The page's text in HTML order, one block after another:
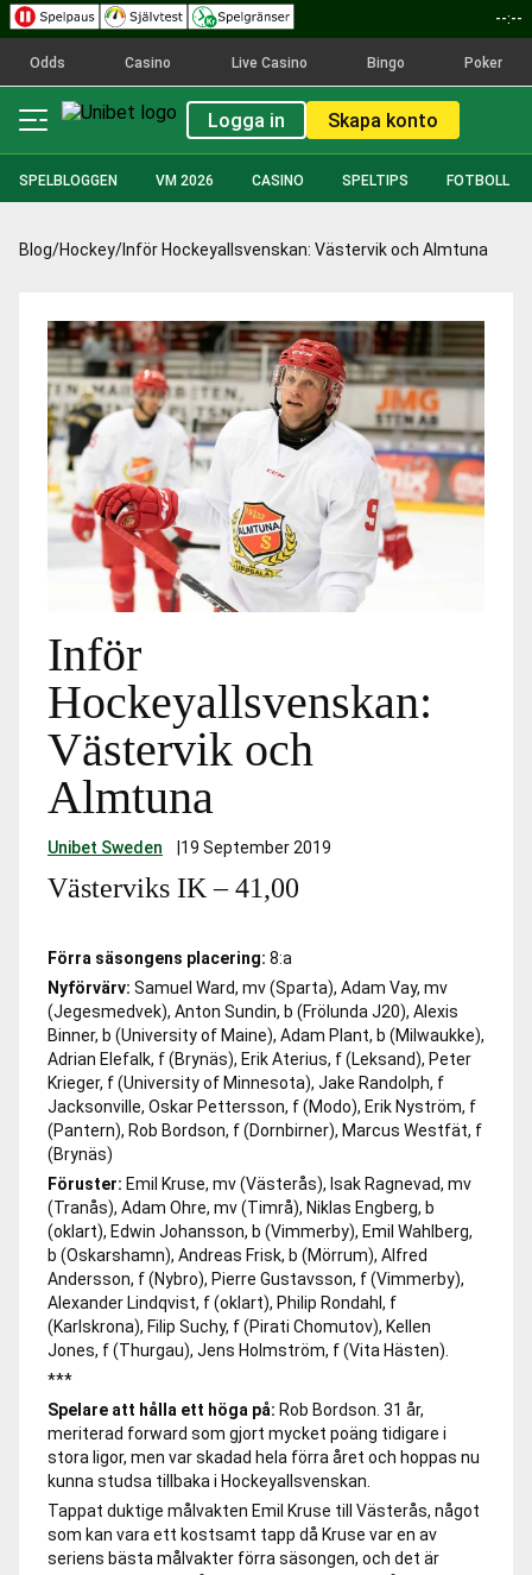
--:--
Odds Casino Live Casino Bingo Poker
Logga in Skapa konto
SPELBLOGGEN VM 2026 CASINO SPELTIPS FOTBOLL
Blog/Hockey/Inför Hockeyallsvenskan: Västervik och Almtuna
Inför
Hockeyallsvenskan:
Västervik och
Almtuna
Unibet Sweden 19 September 2019
Västerviks IK –41,00
Förra säsongens placering: 8:a
Nyförvärv: Samuel Ward, mv (Sparta), Adam Vay, mv
(Jegesmedvek), Anton Sundin, b (Frölunda J20), Alexis
Binner, b (University of Maine), Adam Plant, b (Milwaukke),
Adrian Elefalk, f (Brynäs), Erik Aterius, f (Leksand), Peter
Krieger, f (University of Minnesota), Jake Randolph, f
Jacksonville, Oskar Pettersson, f (Modo), Erik Nyström, f
(Pantern), Rob Bordson, f (Dornbirner), Marcus Westfät, f
(Brynäs)
Föruster: Emil Kruse, mv (Västerås), Isak Ragnevad, mv
(Tranås), Adam Ohre, mv (Timrå), Niklas Engberg, b
(oklart), Edwin Johansson, b (Vimmerby), Emil Wahlberg,
b (Oskarshamn), Andreas Frisk, b (Mörrum), Alfred
Andersson, f (Nybro), Pierre Gustavsson, f (Vimmerby),
Alexander Lindqvist, f (oklart), Philip Rondahl, f
(Karlskrona), Filip Suchy, f (Pirati Chomutov), Kellen
Jones, f (Thurgau), Jens Holmström, f (Vita Hästen).
***
Spelare att hålla ett höga på: Rob Bordson. 31 år,
meriterad forward som gjort mycket poäng tidigare i
stora ligor, men var skadad hela förra året och hoppas nu
kunna studsa tillbaka i Hockeyallsvenskan.
Tappat duktige målvakten Emil Kruse till Västerås, något
som kan vara ett kostsamt tapp då Kruse var en av
seriens bästa målvakter förra säsongen, och det är